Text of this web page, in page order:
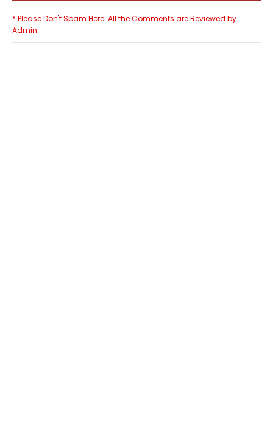
* Please Don't Spam Here. All the Comments are Reviewed by
Admin.